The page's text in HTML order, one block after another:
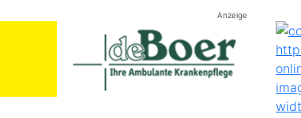
Anzeige